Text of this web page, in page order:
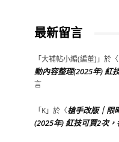
最新留言
「大補帖小編(編董) 」於〈
動內容整理(2025年) 紅
言
「K」於〈槍手改版｜限
(2025年) 紅技可買2次